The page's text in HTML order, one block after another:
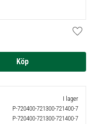
I lager
P-720400-721300-721400-7
P-720400-721300-721400-7